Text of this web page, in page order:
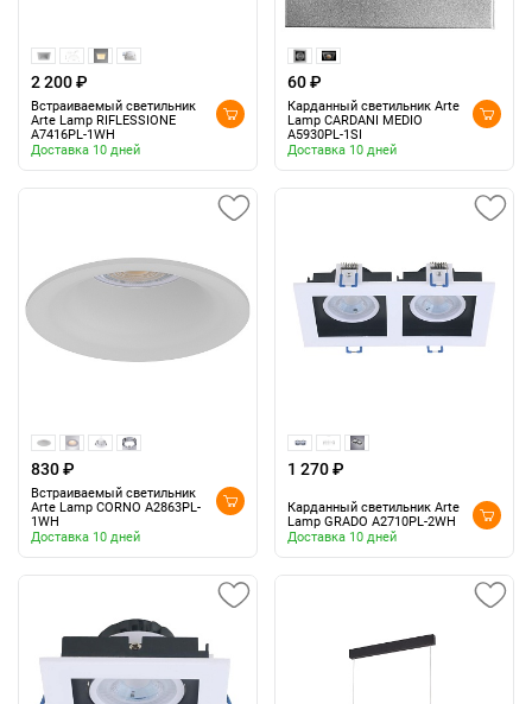
2 200 ₽
Встраиваемый светильник
Arte Lamp RIFLESSIONE
A7416PL-1WH
Доставка 10 дней
60 ₽
Карданный светильник Arte
Lamp CARDANI MEDIO
A5930PL-1SI
Доставка 10 дней
830 ₽
Встраиваемый светильник
Arte Lamp CORNO A2863PL-
1WH
Доставка 10 дней
1 270 ₽
Карданный светильник Arte
Lamp GRADO A2710PL-2WH
Доставка 10 дней